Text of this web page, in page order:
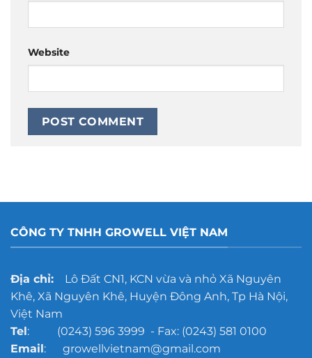
Website
CÔNG TY TNHH GROWELL VIỆT NAM
Địa chỉ:Lô Đất CN1, KCN vừa và nhỏ Xã Nguyên
Khê, Xã Nguyên Khê, Huyện Đông Anh, Tp Hà Nội,
Việt Nam
Tel: (0243) 596 3999 - Fax: (0243) 581 0100
Email: growellvietnam@gmail.com